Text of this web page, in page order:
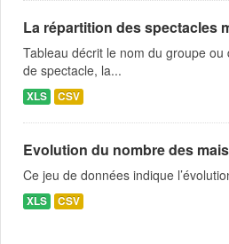
La répartition des spectacles
Tableau décrit le nom du groupe ou
de spectacle, la...
XLS CSV
Evolution du nombre des
Ce jeu de données indique
XLS CSV